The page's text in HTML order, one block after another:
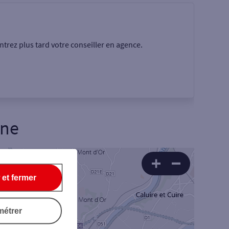
Rechercher
plus tard votre conseiller en agence.
fermer